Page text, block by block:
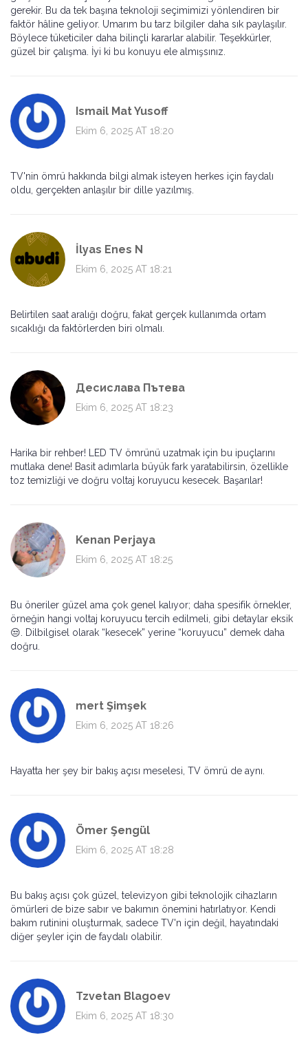
gerekir. Bu da tek başına teknoloji seçimimizi yönlendiren bir
faktör hâline geliyor. Umarım bu tarz bilgiler daha sık paylaşılır.
Böylece tüketiciler daha bilinçli kararlar alabilir. Teşekkürler,
güzel bir çalışma. İyi ki bu konuyu ele almışsınız.
Ismail Mat Yusoff
Ekim 6, 2025 AT 18:20
TV'nin ömrü hakkında bilgi almak isteyen herkes için faydalı
oldu, gerçekten anlaşılır bir dille yazılmış.
İlyas Enes N
Ekim 6, 2025 AT 18:21
Belirtilen saat aralığı doğru, fakat gerçek kullanımda ortam
sıcaklığı da faktörlerden biri olmalı.
Десислава Пътева
Ekim 6, 2025 AT 18:23
Harika bir rehber! LED TV ömrünü uzatmak için bu ipuçlarını
mutlaka dene! Basit adımlarla büyük fark yaratabilirsin, özellikle
toz temizliği ve doğru voltaj koruyucu kesecek. Başarılar!
Kenan Perjaya
Ekim 6, 2025 AT 18:25
Bu öneriler güzel ama çok genel kalıyor; daha spesifik örnekler,
örneğin hangi voltaj koruyucu tercih edilmeli, gibi detaylar eksik
😒. Dilbilgisel olarak “kesecek” yerine “koruyucu” demek daha
doğru.
mert Şimşek
Ekim 6, 2025 AT 18:26
Hayatta her şey bir bakış açısı meselesi, TV ömrü de aynı.
Ömer Şengül
Ekim 6, 2025 AT 18:28
Bu bakış açısı çok güzel, televizyon gibi teknolojik cihazların
ömürleri de bize sabır ve bakımın önemini hatırlatıyor. Kendi
bakım rutinini oluşturmak, sadece TV'n için değil, hayatındaki
diğer şeyler için de faydalı olabilir.
Tzvetan Blagoev
Ekim 6, 2025 AT 18:30